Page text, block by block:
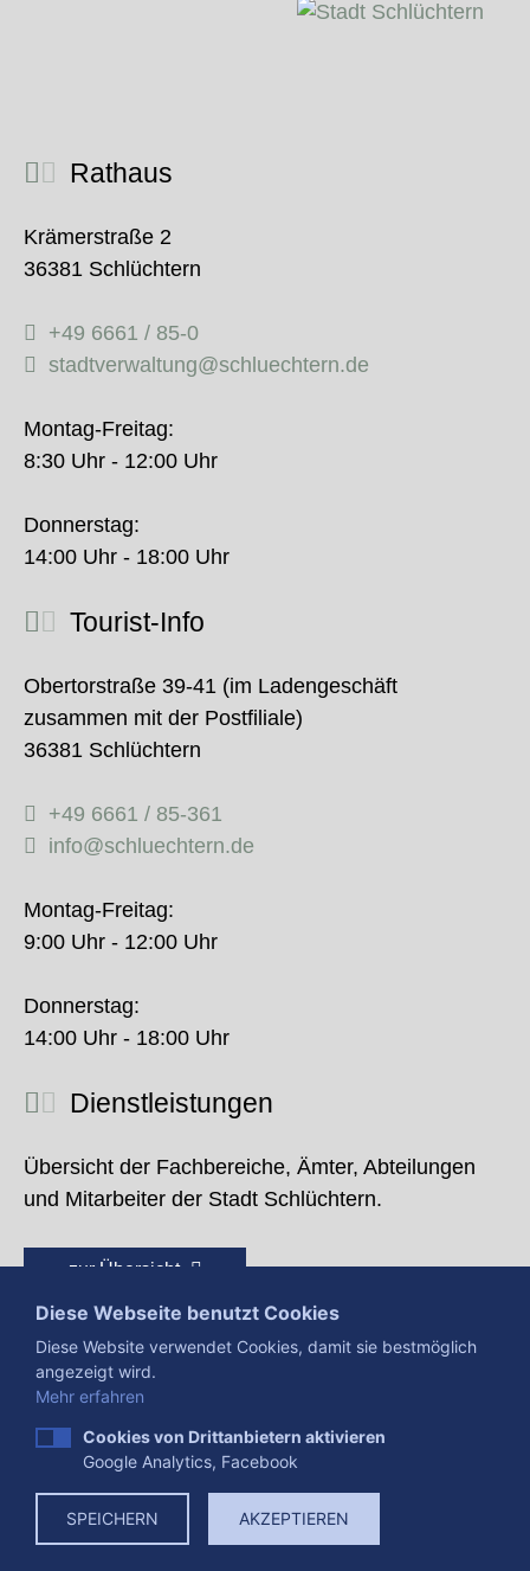
Rathaus
Krämerstraße 2
36381 Schlüchtern
+49 6661 / 85-0
stadtverwaltung@schluechtern.de
Montag-Freitag:
8:30 Uhr - 12:00 Uhr
Donnerstag:
14:00 Uhr - 18:00 Uhr
Tourist-Info
Obertorstraße 39-41 (im Ladengeschäft
zusammen mit der Postfiliale)
36381 Schlüchtern
+49 6661 / 85-361
info@schluechtern.de
Montag-Freitag:
9:00 Uhr - 12:00 Uhr
Donnerstag:
14:00 Uhr - 18:00 Uhr
Dienstleistungen
Übersicht der Fachbereiche, Ämter, Abteilungen
und Mitarbeiter der Stadt Schlüchtern.
zur Übersicht
Presse Impressum
Datenschutzerklärung
Datenverarbeitung
Cookies
Diese Webseite benutzt Cookies
Diese Website verwendet Cookies, damit sie bestmöglich
angezeigt wird.
Mehr erfahren
Cookies von Drittanbietern aktivieren
Google Analytics, Facebook
SPEICHERN AKZEPTIEREN